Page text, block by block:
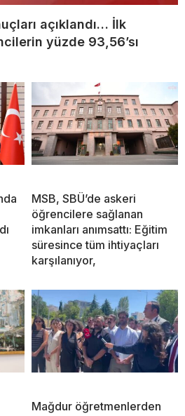
açıklandı… İlk
yüzde 93,56’sı
MSB, SBÜ’de askeri
öğrencilere sağlanan
imkanları anımsattı: Eğitim
süresince tüm ihtiyaçları
karşılanıyor,
Mağdur öğretmenlerden